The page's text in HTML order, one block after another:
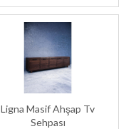
Ligna Masif Ahşap Tv
Sehpası